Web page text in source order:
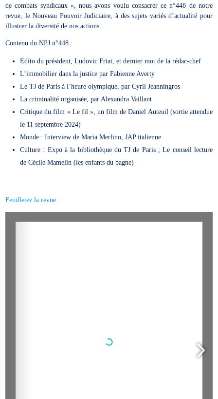
de combats syndicaux », nous avons voulu consacrer ce n°448 de notre
revue, le Nouveau Pouvoir Judiciaire, à des sujets variés d’actualité pour
illustrer la diversité de nos actions.
Contenu du NPJ n°448 :
Edito du président, Ludovic Friat, et dernier mot de la rédac-chef
L’immobilier dans la justice par Fabienne Averty
Le TJ de Paris à l’heure olympique, par Cyril Jeanningros
La criminalité organisée, par Alexandra Vaillant
Critique du film « Le fil », un film de Daniel Auteuil (sortie attendue
le 11 septembre 2024)
Monde : Interview de Maria Merlino, JAP italienne
Culture : Expo à la bibliothèque du TJ de Paris ; Le conseil lecture
de Cécile Mamelin (les enfants du bagne)
Feuilletez la revue :